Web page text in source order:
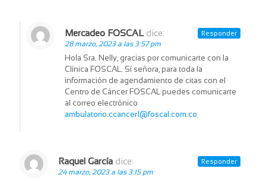
Mercadeo FOSCAL dice:
28 marzo, 2023 a las 3:57 pm
Hola Sra. Nelly, gracias por comunicarte con la
Clínica FOSCAL. Sí señora, para toda la
información de agendamiento de citas con el
Centro de Cáncer FOSCAL puedes comunicarte
al correo electrónico
ambulatorio.ccancer1@foscal.com.co
Responder
Raquel García dice:
24 marzo, 2023 a las 3:15 pm
Responder